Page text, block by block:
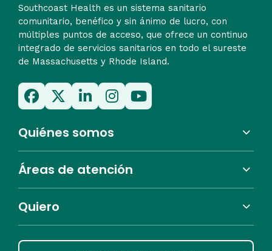
Southcoast Health es un sistema sanitario
comunitario, benéfico y sin ánimo de lucro, con
múltiples puntos de acceso, que ofrece un continuo
integrado de servicios sanitarios en todo el sureste
de Massachusetts y Rhode Island.
Quiénes somos
Áreas de atención
Quiero